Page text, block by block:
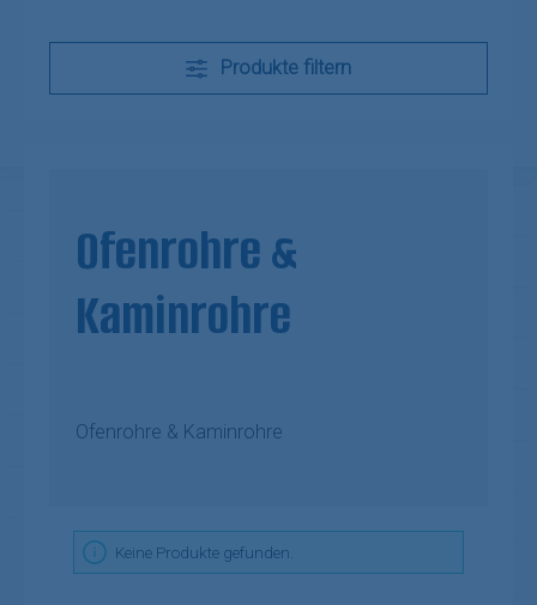
Produkte filtern
Ofenrohre &
Kaminrohre
Ofenrohre & Kaminrohre
Keine Produkte gefunden.